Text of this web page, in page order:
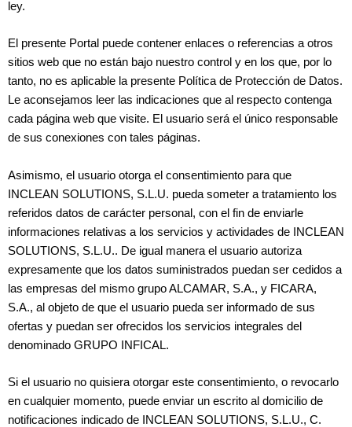
ley.
El presente Portal puede contener enlaces o referencias a otros
sitios web que no están bajo nuestro control y en los que, por lo
tanto, no es aplicable la presente Política de Protección de Datos.
Le aconsejamos leer las indicaciones que al respecto contenga
cada página web que visite. El usuario será el único responsable
de sus conexiones con tales páginas.
Asimismo, el usuario otorga el consentimiento para que
INCLEAN SOLUTIONS, S.L.U. pueda someter a tratamiento los
referidos datos de carácter personal, con el fin de enviarle
informaciones relativas a los servicios y actividades de INCLEAN
SOLUTIONS, S.L.U.. De igual manera el usuario autoriza
expresamente que los datos suministrados puedan ser cedidos a
las empresas del mismo grupo ALCAMAR, S.A., y FICARA,
S.A., al objeto de que el usuario pueda ser informado de sus
ofertas y puedan ser ofrecidos los servicios integrales del
denominado GRUPO INFICAL.
Si el usuario no quisiera otorgar este consentimiento, o revocarlo
en cualquier momento, puede enviar un escrito al domicilio de
notificaciones indicado de INCLEAN SOLUTIONS, S.L.U., C.